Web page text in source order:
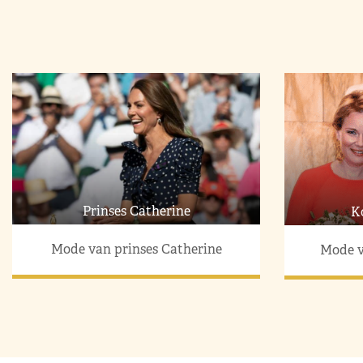
Prinses Catherine
Mode van prinses Catherine Mode